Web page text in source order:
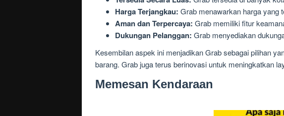
Harga Terjangkau: Grab menawarkan harga yang
Aman dan Terpercaya: Grab memiliki fitur
Dukungan Pelanggan: Grab menyediakan
Kesembilan aspek ini menjadikan Grab sebagai pilihan
barang. Grab juga terus berinovasi untuk meningkatkan
Memesan Kendaraan